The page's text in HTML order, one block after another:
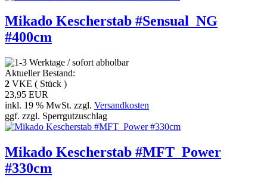
Mikado Kescherstab #Sensual_NG
#400cm
Aktueller Bestand:
2 VKE ( Stück )
23,95 EUR
inkl. 19 % MwSt. zzgl. Versandkosten
ggf. zzgl. Sperrgutzuschlag
Mikado Kescherstab #MFT_Power
#330cm